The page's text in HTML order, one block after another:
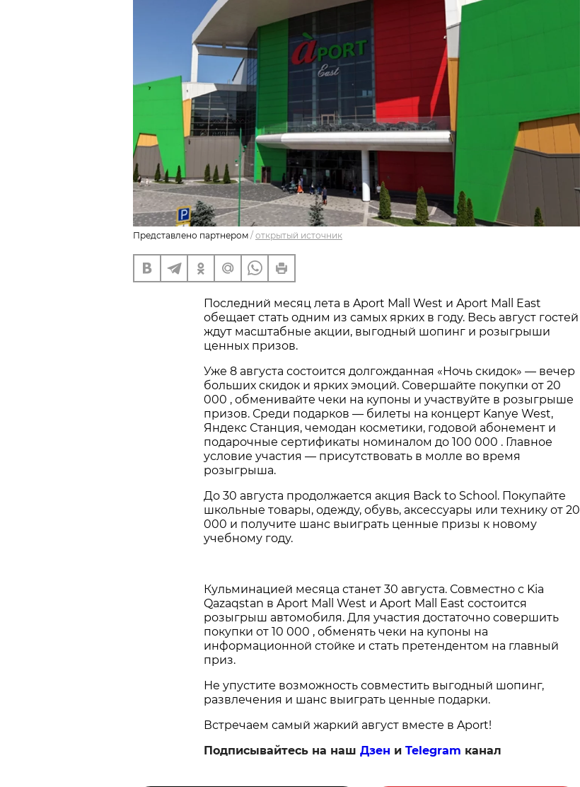
Представлено партнером / открытый источник
Последний месяц лета в Aport Mall West и Aport Mall East
обещает стать одним из самых ярких в году. Весь август гостей
ждут масштабные акции, выгодный шопинг и розыгрыши
ценных призов.
Уже 8 августа состоится долгожданная «Ночь скидок» — вечер
больших скидок и ярких эмоций. Совершайте покупки от 20
000 , обменивайте чеки на купоны и участвуйте в розыгрыше
призов. Среди подарков — билеты на концерт Kanye West,
Яндекс Станция, чемодан косметики, годовой абонемент и
подарочные сертификаты номиналом до 100 000 . Главное
условие участия — присутствовать в молле во время
розыгрыша.
До 30 августа продолжается акция Back to School. Покупайте
школьные товары, одежду, обувь, аксессуары или технику от 20
000 и получите шанс выиграть ценные призы к новому
учебному году.
Кульминацией месяца станет 30 августа. Совместно с Kia
Qazaqstan в Aport Mall West и Aport Mall East состоится
розыгрыш автомобиля. Для участия достаточно совершить
покупки от 10 000 , обменять чеки на купоны на
информационной стойке и стать претендентом на главный
приз.
Не упустите возможность совместить выгодный шопинг,
развлечения и шанс выиграть ценные подарки.
Встречаем самый жаркий август вместе в Aport!
Подписывайтесь на наш Дзен и Telegram канал